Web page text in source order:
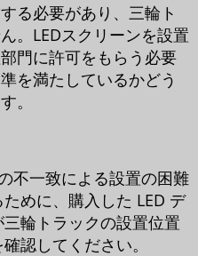
る必要があり、三輪ト
。LEDスクリーンを設置
門に許可をもらう必要
を満たしているかどう
。
不一致による設置の困難
めに、購入した LED デ
輪トラックの設置位置
認してください。